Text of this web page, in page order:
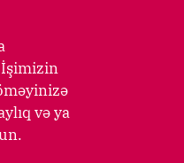
İşimizin
və ya